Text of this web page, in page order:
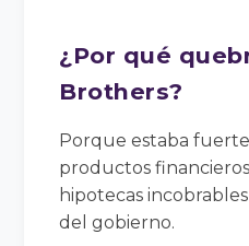
¿Por qué
Brothers?
Porque estaba
productos
hipotecas
del gobierno.